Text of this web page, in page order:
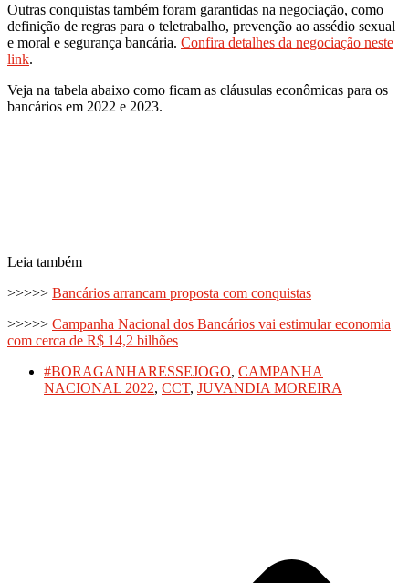
Outras conquistas também foram garantidas na negociação, como
definição de regras para o teletrabalho, prevenção ao assédio sexual
e moral e segurança bancária. Confira detalhes da negociação neste
link.
Veja na tabela abaixo como ficam as cláusulas econômicas para os
bancários em 2022 e 2023.
Leia também
>>>>> Bancários arrancam proposta com conquistas
>>>>> Campanha Nacional dos Bancários vai estimular economia
com cerca de R$ 14,2 bilhões
#BORAGANHARESSEJOGO, CAMPANHA
NACIONAL 2022, CCT, JUVANDIA MOREIRA